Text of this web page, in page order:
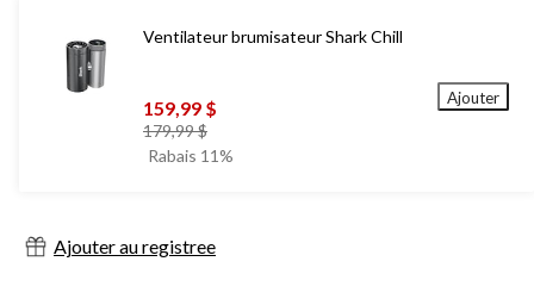
Ventilateur brumisateur Shark Chill
159,99 $
179,99 $prix
était
Rabais 11%
Ajouter
Ajouter au registree